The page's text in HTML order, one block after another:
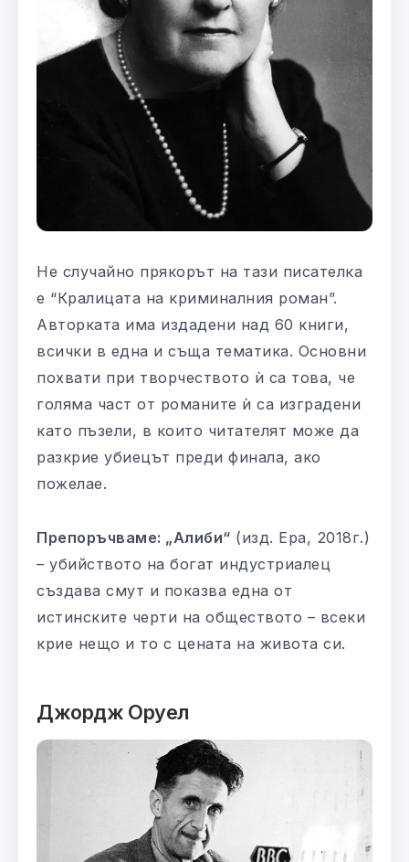
Не случайно прякорът на тази писателка
е “Кралицата на криминалния роман”.
Авторката има издадени над 60 книги,
всички в една и съща тематика. Основни
похвати при творчеството ѝ са това, че
голяма част от романите ѝ са изградени
като пъзели, в които читателят може да
разкрие убиецът преди финала, ако
пожелае.
Препоръчваме: „Алиби“ (изд. Ера, 2018г.)
– убийството на богат индустриалец
създава смут и показва една от
истинските черти на обществото – всеки
крие нещо и то с цената на живота си.
Джордж Оруел